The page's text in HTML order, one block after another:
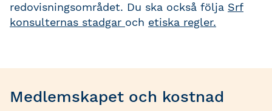
redovisningsområdet. Du ska också följa Srf
konsulternas stadgar och etiska regler.
Medlemskapet och kostnad